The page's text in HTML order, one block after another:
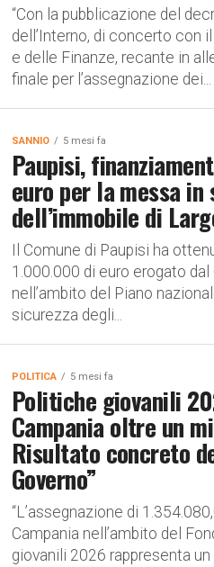
“Con la pubblicazione del
dell’Interno, di concerto con
e delle Finanze, recante in
finale per l’assegnazione dei...
SANNIO 5 mesi fa
Paupisi,
euro per la messa in
dell’immobile di
Il Comune di Paupisi ha
1.000.000 di euro erogato
nell’ambito del Piano
sicurezza degli...
POLITICA 5 mesi fa
Politiche giovanili
Campania oltre un
Risultato concreto
Governo”
“L’assegnazione di
Campania nell’ambito del
giovanili 2026 rappresenta